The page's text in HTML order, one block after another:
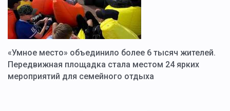
«Умное место» объединило более 6 тысяч жителей.
Передвижная площадка стала местом 24 ярких
мероприятий для семейного отдыха